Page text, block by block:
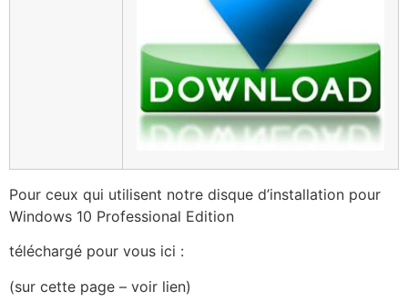
Pour ceux qui utilisent notre disque d’installation pour
Windows 10 Professional Edition
téléchargé pour vous ici :
(sur cette page – voir lien)